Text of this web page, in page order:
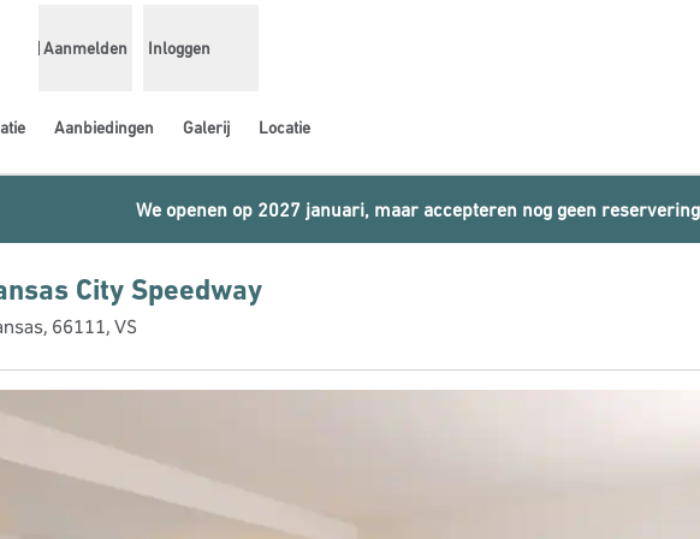
Aanmelden Inloggen
Aanbiedingen Galerij Locatie
We openen op 2027 januari, maar accepteren nog geen
City Speedway
66111, VS